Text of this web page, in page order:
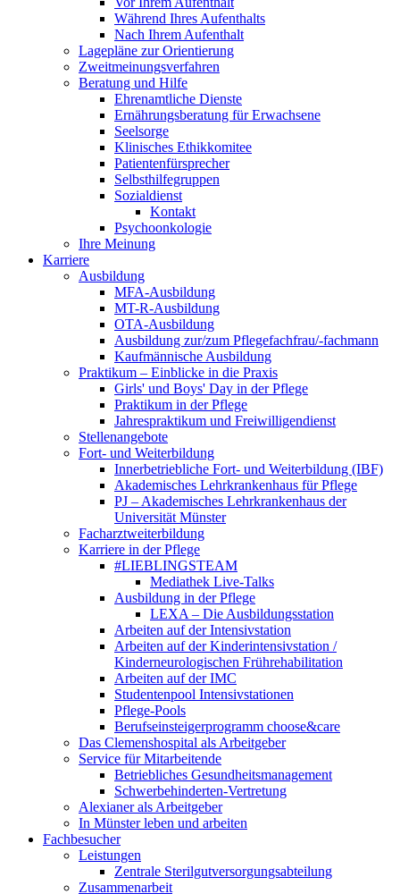
Während Ihres Aufenthalts
Nach Ihrem Aufenthalt
Lagepläne zur Orientierung
Zweitmeinungsverfahren
Beratung und Hilfe
Ehrenamtliche Dienste
Ernährungsberatung für Erwachsene
Seelsorge
Klinisches Ethikkomitee
Patientenfürsprecher
Selbsthilfegruppen
Sozialdienst
Kontakt
Psychoonkologie
Ihre Meinung
Karriere
Ausbildung
MFA-Ausbildung
MT-R-Ausbildung
OTA-Ausbildung
Ausbildung zur/zum Pflegefachfrau/-fachmann
Kaufmännische Ausbildung
Praktikum – Einblicke in die Praxis
Girls' und Boys' Day in der Pflege
Praktikum in der Pflege
Jahrespraktikum und Freiwilligendienst
Stellenangebote
Fort- und Weiterbildung
Innerbetriebliche Fort- und Weiterbildung (IBF)
Akademisches Lehrkrankenhaus für Pflege
PJ – Akademisches Lehrkrankenhaus der
Universität Münster
Facharztweiterbildung
Karriere in der Pflege
#LIEBLINGSTEAM
Mediathek Live-Talks
Ausbildung in der Pflege
LEXA – Die Ausbildungsstation
Arbeiten auf der Intensivstation
Arbeiten auf der Kinderintensivstation /
Kinderneurologischen Frührehabilitation
Arbeiten auf der IMC
Studentenpool Intensivstationen
Pflege-Pools
Berufseinsteigerprogramm choose&care
Das Clemenshospital als Arbeitgeber
Service für Mitarbeitende
Betriebliches Gesundheitsmanagement
Schwerbehinderten-Vertretung
Alexianer als Arbeitgeber
In Münster leben und arbeiten
Fachbesucher
Leistungen
Zentrale Sterilgutversorgungsabteilung
Zusammenarbeit